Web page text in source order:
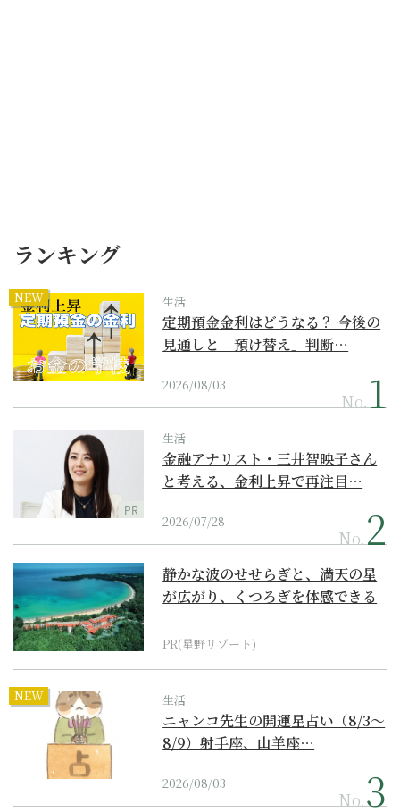
ランキング
NEW 生活
定期預金金利はどうなる？ 今後の
見通しと「預け替え」判断…
2026/08/03
No.
PR
生活
金融アナリスト・三井智映子さん
と考える、金利上昇で再注目…
2026/07/28
No.
静かな波のせせらぎと、満天の星
が広がり、くつろぎを体感できる
PR(星野リゾート)
NEW 生活
ニャンコ先生の開運星占い（8/3～
8/9）射手座、山羊座…
2026/08/03
No.